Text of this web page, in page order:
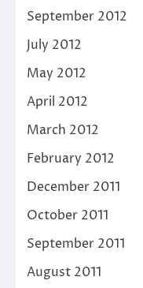
September 2012
July 2012
May 2012
April 2012
March 2012
February 2012
December 2011
October 2011
September 2011
August 2011